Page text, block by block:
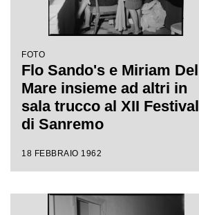
FOTO
Flo Sando's e Miriam Del
Mare insieme ad altri in
sala trucco al XII Festival
di Sanremo
18 FEBBRAIO 1962